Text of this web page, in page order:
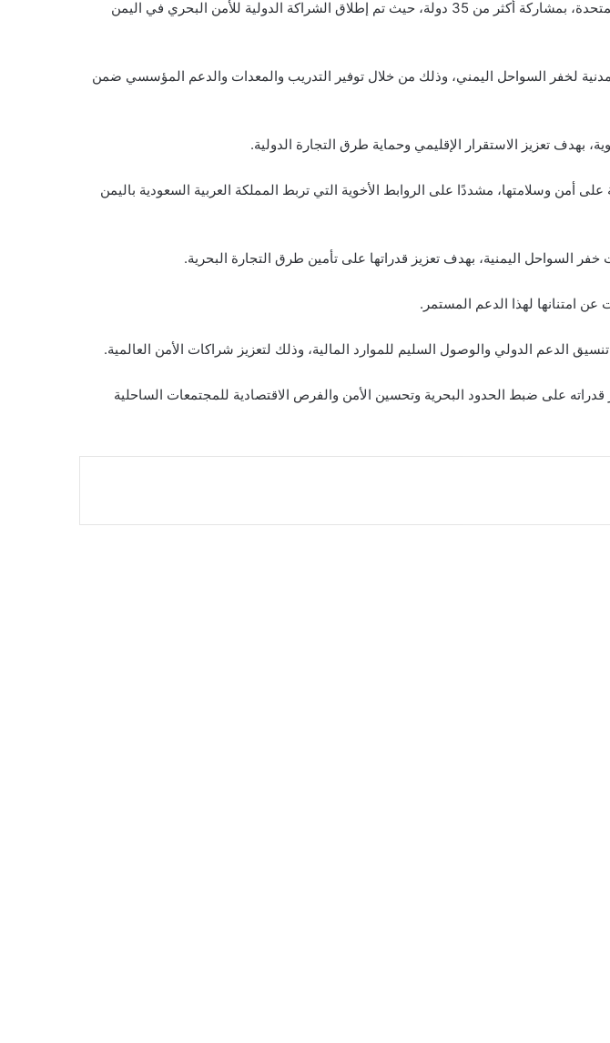
استضافت الرياض اليوم مؤتمرًا دوليًا رفيع المستوى برعاية المملكة العربية السعودية والمملكة المتحدة، بمشاركة أكثر من 35 دولة، حيث تم إطلاق الشراكة الدولية للأمن البحري في اليمن
لخفر السواحل اليمني، وذلك من خلال توفير التدريب والمعدات والدعم المؤسسي ضمن
بهدف تعزيز الاستقرار الإقليمي وحماية طرق التجارة الدولية.
وسلامتها، مشددًا على الروابط الأخوية التي تربط المملكة العربية السعودية باليمن
امتنانها لهذا الدعم المستمر.
على ضبط الحدود البحرية وتحسين الأمن والفرص الاقتصادية للمجتمعات الساحلية